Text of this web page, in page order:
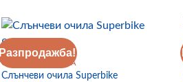
Разпродажба!
СЛЪНЧЕВИ ОЧИЛА
Слънчеви очила Superbike